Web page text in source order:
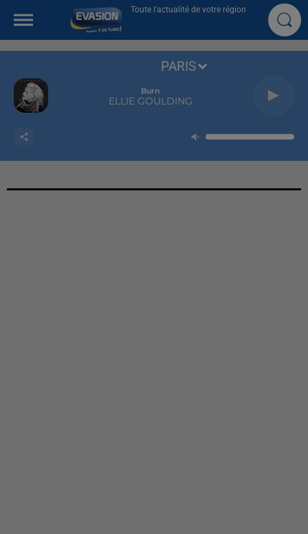
Toute l'actualité de votre région
Burn
ELLIE GOULDING
PARIS